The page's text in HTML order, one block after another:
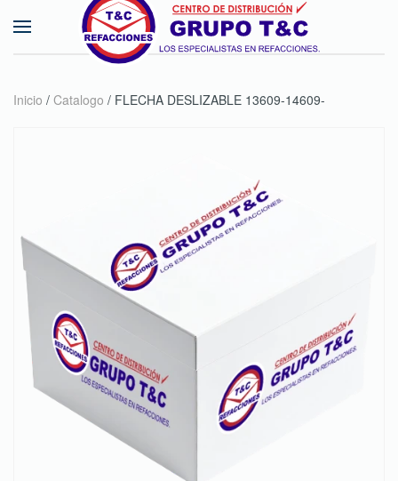
Skip to main content
Inicio / Catalogo / FLECHA DESLIZABLE 13609-14609-